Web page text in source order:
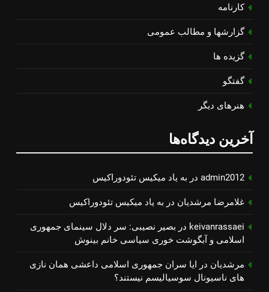
کارنامه
گزارشها و مطالب عمومی
گزیده ها
گفتگو
هنرهای دیگر
آخرین دیدگاه‌ها
admin2012 در به یاد میكیس تئودوراكیس
غلامرضا مرشدیان در به یاد میكیس تئودوراكیس
keivanrassaei در بصیر نصیبی: سر دلال سینمای جمهوری
اسلامی و آبگوشت خوری سیاسی خانم بینوش
مرشدیان در ایا سران جمهوری اسلامی داعشی همان نازی
های ناسیونال سوسیالیسم نیستند؟